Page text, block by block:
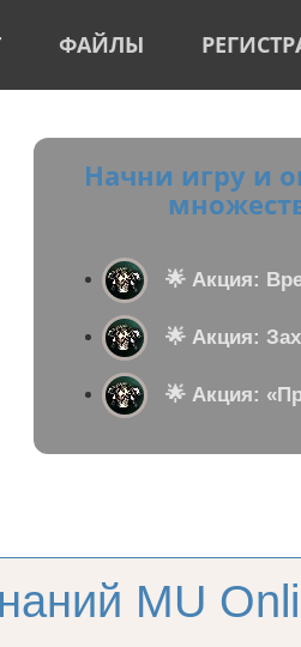
ФАЙЛЫ
Начни игру и
🌟 Акция:
🌟 Акция:
🌟 Акция:
MU